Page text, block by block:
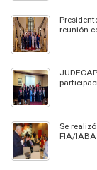
reunión
Se
FIA/IABA